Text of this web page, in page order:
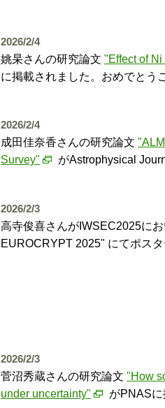
2026/2/4
姚杲さんの研究論文 "Effect of
に掲載されました。おめでとう
2026/2/4
成田佳奈香さんの研究論文
Survey"
がAstrophysical
2026/2/3
高寺俊喜さんがIWSEC2025に
EUROCRYPT 2025" にてポス
2026/2/3
菅沼秀蔵さんの研究論文 "How
under uncertainty"
がPNAS